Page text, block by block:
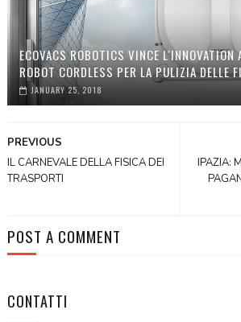
ECOVACS ROBOTICS VINCE L'INNOVATION
ROBOT CORDLESS PER LA PULIZIA DELLE
JANUARY 25, 2018
IPAZIA:
PREVIOUS
IL CARNEVALE DELLA FISICA DEI
TRASPORTI
POST A COMMENT
CONTATTI